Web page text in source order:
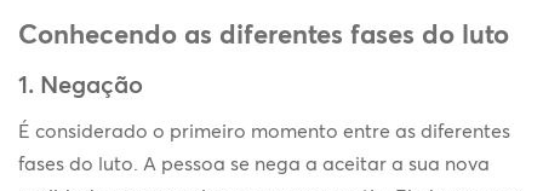
Conhecendo as diferentes fases do luto
1. Negação
É considerado o primeiro momento entre as diferentes
fases do luto. A pessoa se nega a aceitar a sua nova